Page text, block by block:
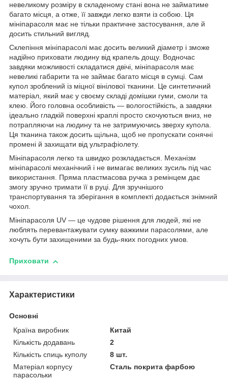
невеликому розміру в складеному стані вона не займатиме
багато місця, а отже, її завжди легко взяти із собою. Ця
мініпарасоля має не тільки практичне застосування, але й
досить стильний вигляд.
Склепіння мініпарасолі має досить великий діаметр і зможе
надійно приховати людину від крапель дощу. Водночас
завдяки можливості складатися двічі, мініпарасоля має
невеликі габарити та не займає багато місця в сумці. Сам
купол зроблений із міцної вінілової тканини. Це синтетичний
матеріал, який має у своєму складі домішки гуми, смоли та
клею. Його головна особливість — вологостійкість, а завдяки
ідеально гладкій поверхні краплі просто скочуються вниз, не
потрапляючи на людину та не затримуючись зверху купола.
Ця тканина також досить щільна, щоб не пропускати сонячні
промені й захищати від ультрафіолету.
Мініпарасоля легко та швидко розкладається. Механізм
мініпарасолі механічний і не вимагає великих зусиль під час
використання. Пряма пластмасова ручка з ремінцем дає
змогу зручно тримати її в руці. Для зручнішого
транспортування та зберігання в комплекті додається знімний
чохол.
Мініпарасоля UV — це чудове рішення для людей, які не
люблять перевантажувати сумку важкими парасолями, але
хочуть бути захищеними за будь-яких погодних умов.
Приховати
Характеристики
Основні
Країна виробник
Китай
Кількість додавань
2
Кількість спиць куполу
8 шт.
Матеріал корпусу
парасольки
Сталь покрита фарбою